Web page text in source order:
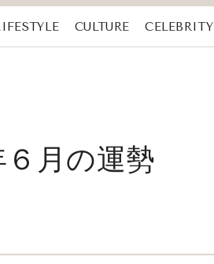
CULTURE CELEBRITY
月の運勢